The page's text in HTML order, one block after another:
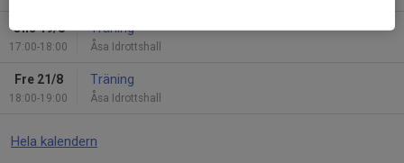
Ons 19/8
17:00-18:00
Träning
Åsa Idrottshall
Fre 21/8
18:00-19:00
Träning
Åsa Idrottshall
Hela kalendern